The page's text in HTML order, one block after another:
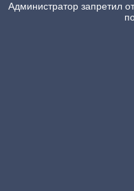
Администратор запретил